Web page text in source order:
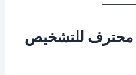
محترف للتشخيص